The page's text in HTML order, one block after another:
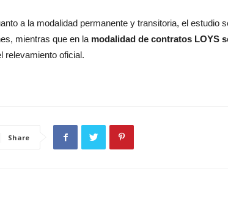
a la modalidad permanente y transitoria, el estudio
mientras que en la modalidad de contratos LOYS
relevamiento oficial.
Share